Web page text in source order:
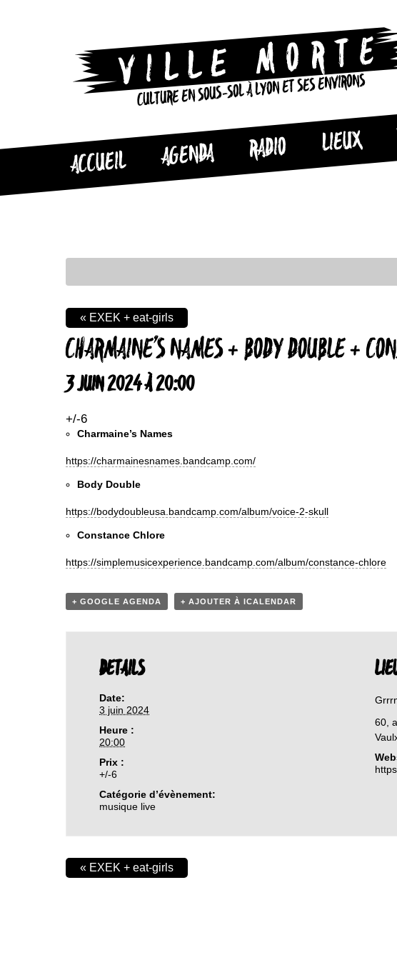
CULTURE EN SOUS-SOL À LYON ET SES ENVIRONS
ACCUEIL AGENDA RADIO LIEUX
CHARMAINE’S NAMES + BODY DOUBLE +
3 JUIN 2024 À 20:00
+/-6
« EXEK + eat-girls
Charmaine’s Names
https://charmainesnames.bandcamp.com/
Body Double
https://bodydoubleusa.bandcamp.com/album/voice-2-skull
Constance Chlore
https://simplemusicexperience.bandcamp.com/album/constance-chlore
+ GOOGLE AGENDA + AJOUTER À ICALENDAR
DETAILS
Date:
3 juin 2024
Heure :
20:00
Prix :
+/-6
Catégorie d’évènement:
musique live
60,
« EXEK + eat-girls